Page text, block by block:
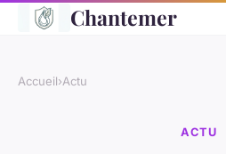
Chantemer
Accueil›Actu
ACTU